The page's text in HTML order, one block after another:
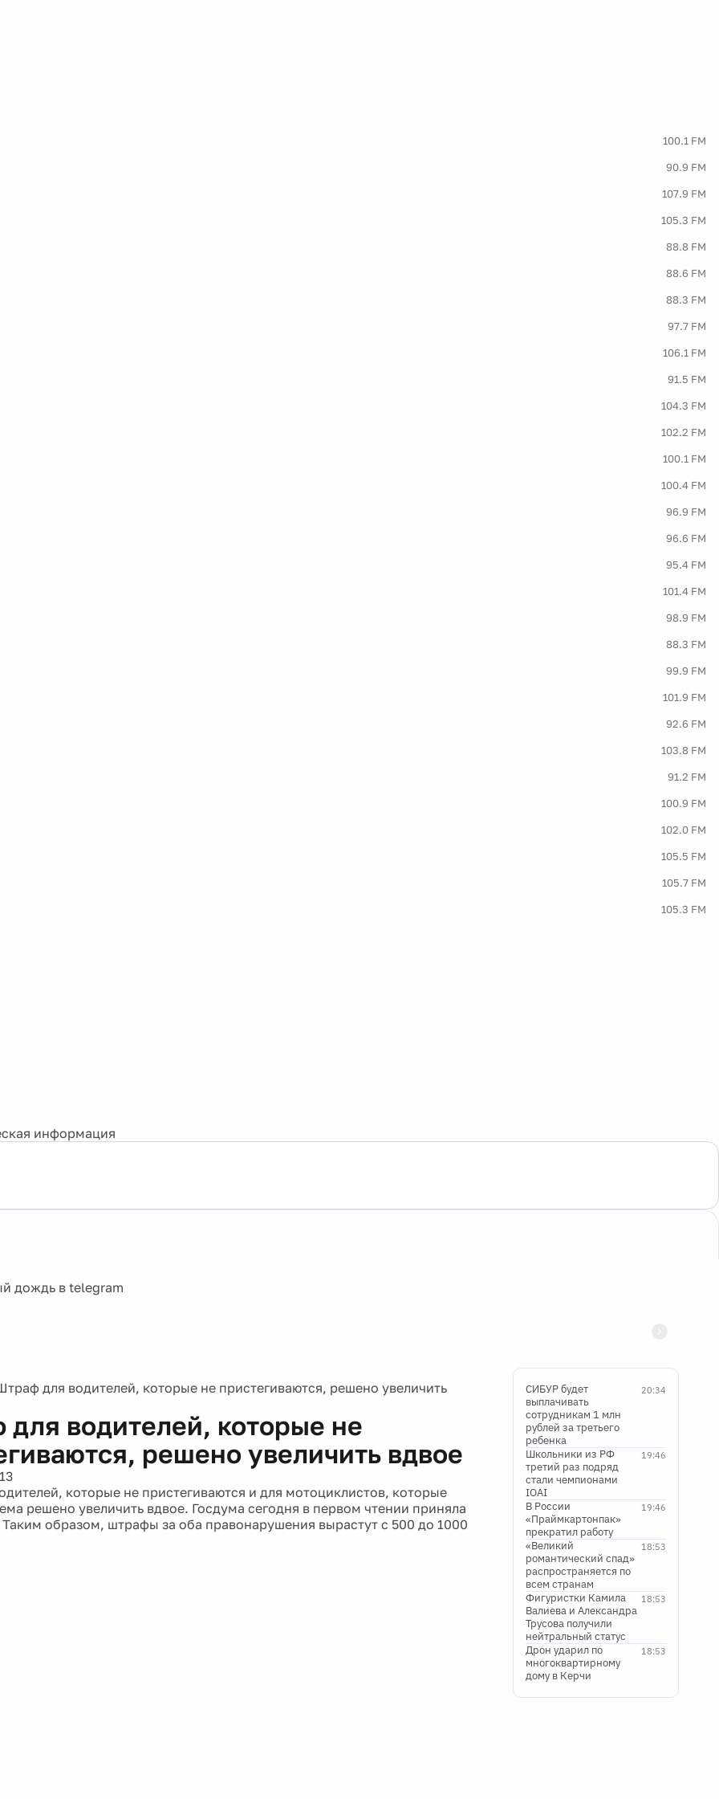
100.1 FM
90.9 FM
107.9 FM
105.3 FM
88.8 FM
88.6 FM
88.3 FM
97.7 FM
106.1 FM
91.5 FM
104.3 FM
102.2 FM
100.1 FM
100.4 FM
96.9 FM
96.6 FM
95.4 FM
101.4 FM
98.9 FM
88.3 FM
99.9 FM
101.9 FM
92.6 FM
103.8 FM
91.2 FM
100.9 FM
102.0 FM
105.5 FM
105.7 FM
105.3 FM
информация
для водителей, которые не пристегиваются, решено увеличить
водителей, которые не
решено увеличить вдвое
которые не пристегиваются и для мотоциклистов, которые
решено увеличить вдвое. Госдума сегодня в первом чтении приняла
Таким образом, штрафы за оба правонарушения вырастут с 500 до 1000
20:34
СИБУР будет
выплачивать
сотрудникам 1 млн
рублей за третьего
ребенка
19:46
Школьники из РФ
третий раз подряд
стали чемпионами
IOAI
19:46
В России
«Праймкартонпак»
прекратил работу
18:53
«Великий
романтический спад»
распространяется по
всем странам
18:53
Фигуристки Камила
Валиева и Александра
Трусова получили
нейтральный статус
18:53
Дрон ударил по
многоквартирному
дому в Керчи